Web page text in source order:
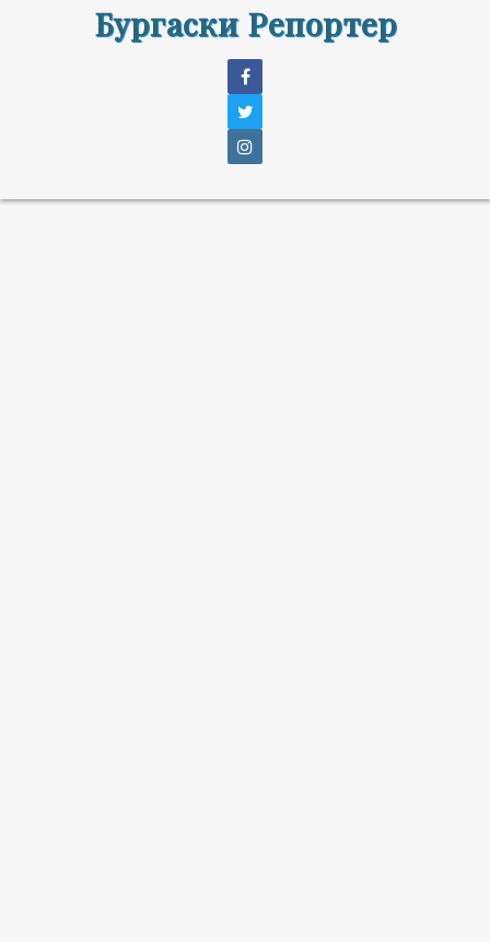
Бургаски Репортер